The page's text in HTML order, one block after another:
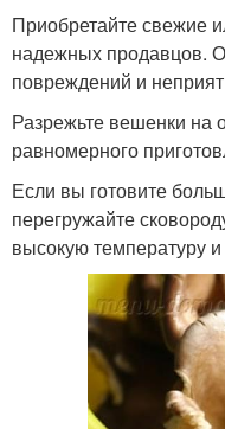
Приобретайте свежие
надежных продавцов.
повреждений и
Разрежьте вешенки на
равномерного
Если вы готовите
перегружайте
высокую температуру и